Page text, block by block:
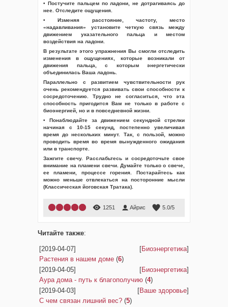
• Постучите пальцем по ладони, не дотрагиваясь до
нее. Отследите ощущения.
• Изменяя расстояние, частоту, место
«надавливания» установите четкую связь между
движением указательного пальца и местом
воздействия на ладони.
В результате этого упражнения Вы смогли отследить
изменения в ощущениях, которые возникали от
движения пальца, с которым энергетически
объединилась Ваша ладонь.
Параллельно с развитием чувствительности рук
очень рекомендуется развивать свои способности к
сосредоточению. Трудно не согласиться, что эта
способность пригодится Вам не только в работе с
биоэнергией, но и в повседневной жизни.
• Понаблюдайте за движением секундной стрелки
начиная с 10-15 секунд, постепенно увеличивая
время до нескольких минут. Так, с пользой, можно
проводить время во время вынужденного ожидания
или в транспорте.
Зажгите свечу. Расслабьтесь и сосредоточьте свое
внимание на пламени свечи. Думайте только о свече,
ее пламени, процессе горения. Постарайтесь как
можно меньше отвлекаться на посторонние мысли
(Классическая йоговская Тратака).
1251 Айрис 5.0/5
Читайте также:
[2019-04-07] [Биоэнергетика]
Растения в нашем доме (6)
[2019-04-05]
[Биоэнергетика]
Аура дома - путь к благополучию (4)
[2019-04-03]
[Ваше здоровье]
С чем связан лишний вес? (5)